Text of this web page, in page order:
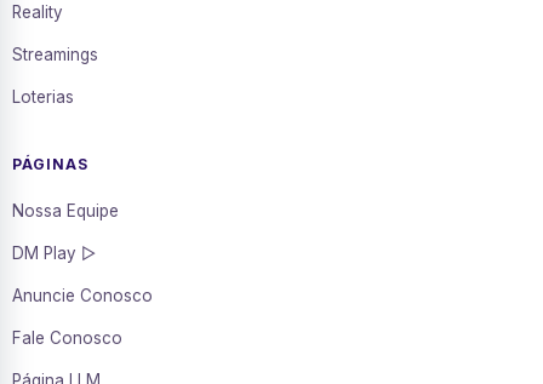
Reality
Streamings
Loterias
PÁGINAS
Nossa Equipe
DM Play ▷
Anuncie Conosco
Fale Conosco